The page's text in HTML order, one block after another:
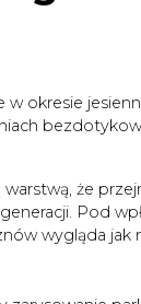
w okresie
że
Pod
wygląda jak